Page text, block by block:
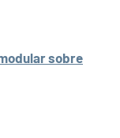
sobre